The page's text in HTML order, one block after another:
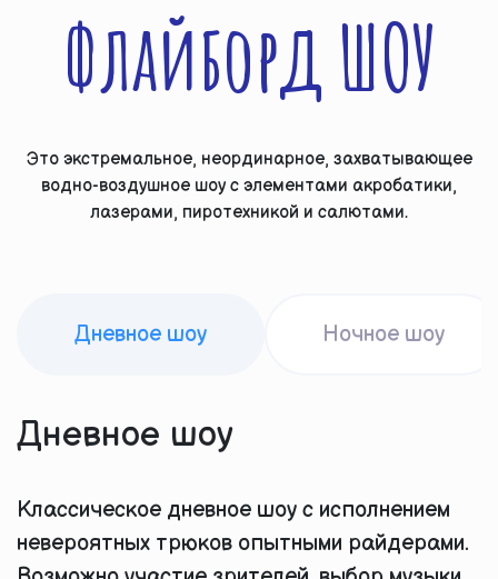
Флайборд ШОУ
Это экстремальное, неординарное, захватывающее
водно-воздушное шоу с элементами акробатики,
лазерами, пиротехникой и салютами.
Дневное шоу Ночное шоу
Дневное шоу
Классическое дневное шоу с исполнением
невероятных трюков опытными райдерами.